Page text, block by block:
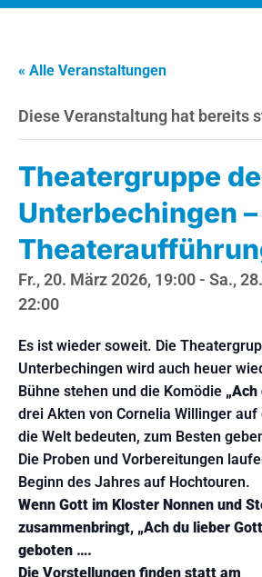
« Alle Veranstaltungen
Diese Veranstaltung hat bereits
Theatergruppe
Unterbechingen –
Fr., 20. März 2026, 19:00 - Sa.,
22:00
Es ist wieder soweit. Die
Unterbechingen wird auch heuer
Bühne stehen und die Komödie
drei Akten von Cornelia Willinger
die Welt bedeuten, zum Besten
Die Proben und Vorbereitungen
Beginn des Jahres auf Hochtouren.
Wenn Gott im Kloster Nonnen und
zusammenbringt, „Ach du lieber
geboten ….
Die Vorstellungen finden statt am